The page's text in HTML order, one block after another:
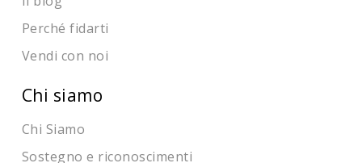
Perché fidarti
Vendi con noi
Chi siamo
Chi Siamo
Sostegno e riconoscimenti